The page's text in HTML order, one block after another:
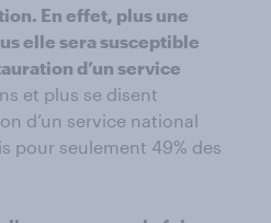
En effet, plus une
elle sera susceptible
d’un service
et plus se disent
d’un service national
pour seulement 49% des